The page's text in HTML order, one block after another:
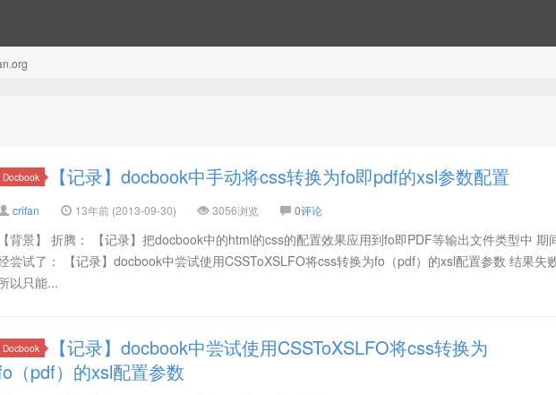
Docbook 【记录】docbook中手动将css转换为fo即pdf的xsl参数配置
crifan 13年前 (2013-09-30) 3056浏览 0评论
【背景】 折腾： 【记录】把docbook中的html的css的配置效果应用到fo即PDF等输出文件类型中 期
尝试了： 【记录】docbook中尝试使用CSSToXSLFO将css转换为fo（pdf）的xsl配置参数 结果失败
以只能...
Docbook
【记录】docbook中尝试使用CSSToXSLFO将css转换为
（pdf）的xsl配置参数